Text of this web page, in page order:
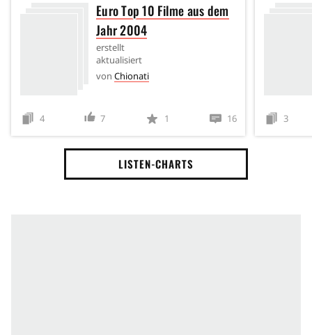
Euro Top 10 Filme aus dem
Jahr 2004
erstellt
aktualisiert
von Chionati
4 7 1 16 3
LISTEN-CHARTS